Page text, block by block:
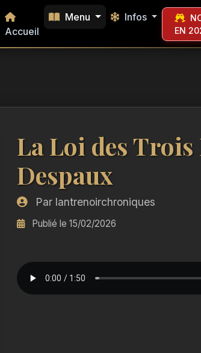
Accueil
Menu Infos
EN
La Loi des
Despaux
Par lantrenoirchroniques
Publié le 15/02/2026